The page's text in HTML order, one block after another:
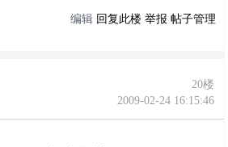
编辑 回复此楼 举报 帖子管理
20楼
2009-02-24 16:15:46